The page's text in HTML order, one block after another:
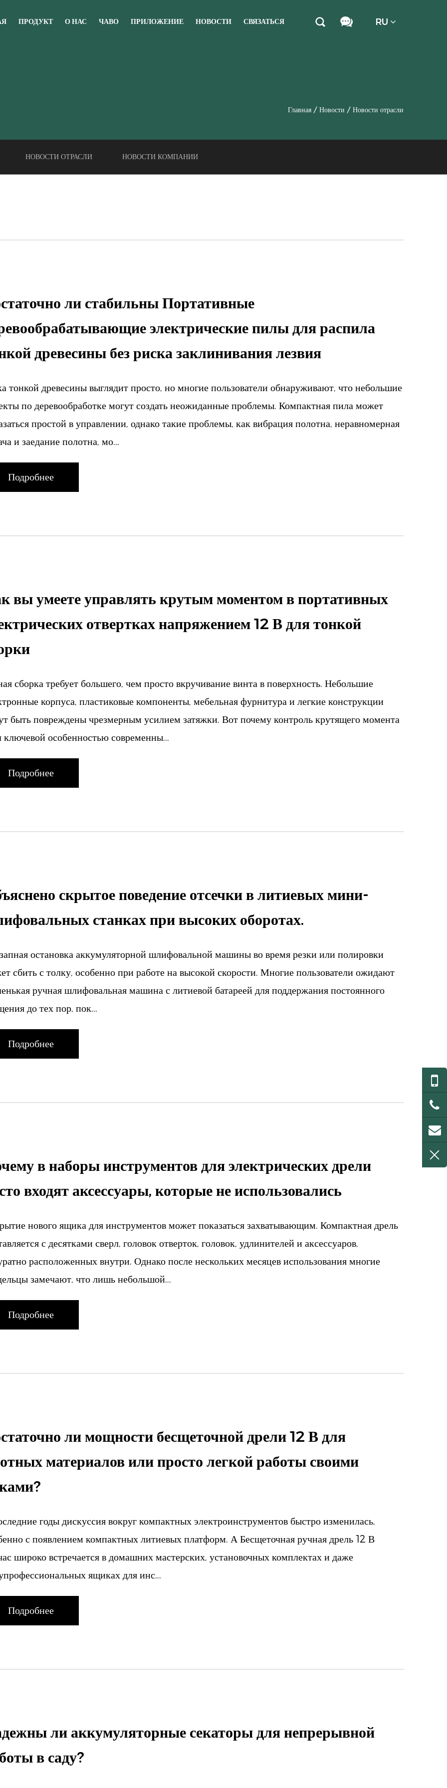
ПРОДУКТ О НАС ЧАВО ПРИЛОЖЕНИЕ НОВОСТИ СВЯЗАТЬСЯ RU
Главная / Новости / Новости отрасли
НОВОСТИ ОТРАСЛИ НОВОСТИ КОМПАНИИ
ли стабильны Портативные
электрические пилы для распила
древесины без риска заклинивания лезвия
тонкой древесины выглядит просто, но многие пользователи обнаруживают, что небольшие
по деревообработке могут создать неожиданные проблемы. Компактная пила может
простой в управлении, однако такие проблемы, как вибрация полотна, неравномерная
и заедание полотна, мо...
Подробнее
вы умеете управлять крутым моментом в портативных
отвертках напряжением 12 В для тонкой
сборка требует большего, чем просто вкручивание винта в поверхность. Небольшие
корпуса, пластиковые компоненты, мебельная фурнитура и легкие конструкции
быть повреждены чрезмерным усилием затяжки. Вот почему контроль крутящего момента
ключевой особенностью современны...
Подробнее
скрытое поведение отсечки в литиевых мини-
станках при высоких оборотах.
остановка аккумуляторной шлифовальной машины во время резки или полировки
сбить с толку, особенно при работе на высокой скорости. Многие пользователи ожидают
ручная шлифовальная машина с литиевой батареей для поддержания постоянного
до тех пор, пок...
Подробнее
в наборы инструментов для электрических дрели
входят аксессуары, которые не использовались
нового ящика для инструментов может показаться захватывающим. Компактная дрель
с десятками сверл, головок отверток, головок, удлинителей и аксессуаров,
расположенных внутри. Однако после нескольких месяцев использования многие
замечают, что лишь небольшой...
Подробнее
ли мощности бесщеточной дрели 12 В для
материалов или просто легкой работы своими
годы дискуссия вокруг компактных электроинструментов быстро изменилась,
с появлением компактных литиевых платформ. А Бесщеточная ручная дрель 12 В
широко встречается в домашних мастерских, установочных комплектах и даже
ящиках для инс...
Подробнее
ли аккумуляторные секаторы для непрерывной
в саду?